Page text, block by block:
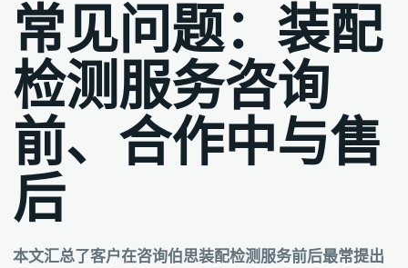
常见问题：装配
检测服务咨询
前、合作中与售
后
本文汇总了客户在咨询伯思装配检测服务前后最常提出